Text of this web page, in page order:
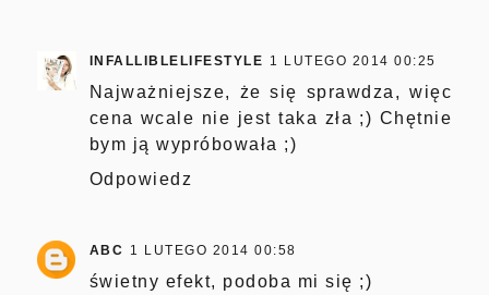
INFALLIBLELIFESTYLE 1 LUTEGO 2014 00:25
Najważniejsze, że się sprawdza, więc
cena wcale nie jest taka zła ;) Chętnie
bym ją wypróbowała ;)
Odpowiedz
ABC 1 LUTEGO 2014 00:58
świetny efekt, podoba mi się ;)